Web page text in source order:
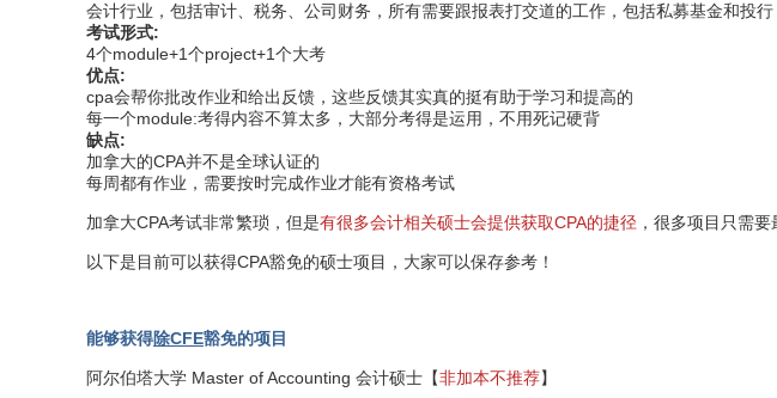
会计行业，包括审计、税务、公司财务，所有需要跟报表打交道的工作，包括私募基金和投行
考试形式:
4个module+1个project+1个大考
优点:
cpa会帮你批改作业和给出反馈，这些反馈其实真的挺有助于学习和提高的
每一个module:考得内容不算太多，大部分考得是运用，不用死记硬背
缺点:
加拿大的CPA并不是全球认证的
每周都有作业，需要按时完成作业才能有资格考试
加拿大CPA考试非常繁琐，但是有很多会计相关硕士会提供获取CPA的捷径 ，很多项目只需
以下是目前可以获得CPA豁免的硕士项目，大家可以保存参考！
能够获得除CFE豁免的项目
阿尔伯塔大学 Master of Accounting 会计硕士【非加本不推荐】